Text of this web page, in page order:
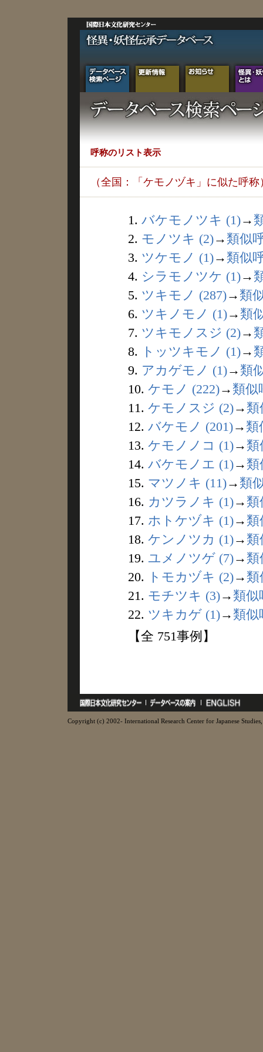
呼称のリスト表示
（全国：「ケモノヅキ」に似た呼称
1. バケモノツキ (1)→
2. モノツキ (2)→ 類似
3. ツケモノ (1)→ 類似
4. シラモノツケ (1)→
5. ツキモノ (287)→ 類
6. ツキノモノ (1)→ 類
7. ツキモノスジ (2)→
8.
トッツキモノ (1)→
9. アカゲモノ (1)→ 類
10. ケモノ (222)→ 類似
11. ケモノスジ (2)→ 類
12. バケモノ (201)→ 類
13. ケモノノコ (1)→ 類
14. バケモノエ (1)→ 類
15. マツノキ (11)→ 類
16. カツラノキ (1)→ 類
17. ホトケヅキ (1)→ 類
18. ケンノツカ (1)→ 類
19. ユメノツゲ (7)→ 類
20.
トモカヅキ (2)→ 類
21. モチツキ (3)→ 類似
22. ツキカゲ (1)→ 類似
【全 751事例】
Copyright (c) 2002- International Research Center for Japanese